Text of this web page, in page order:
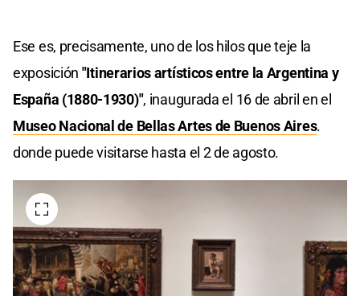
Ese es, precisamente, uno de los hilos que teje la
exposición "Itinerarios artísticos entre la Argentina y
España (1880-1930)", inaugurada el 16 de abril en el
Museo Nacional de Bellas Artes de Buenos Aires.
donde puede visitarse hasta el 2 de agosto.